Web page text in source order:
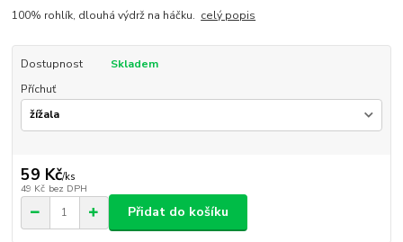
100% rohlík, dlouhá výdrž na háčku. celý popis
Dostupnost
Skladem
Příchuť
59 Kč/ks
49 Kč bez DPH
Přidat do košíku